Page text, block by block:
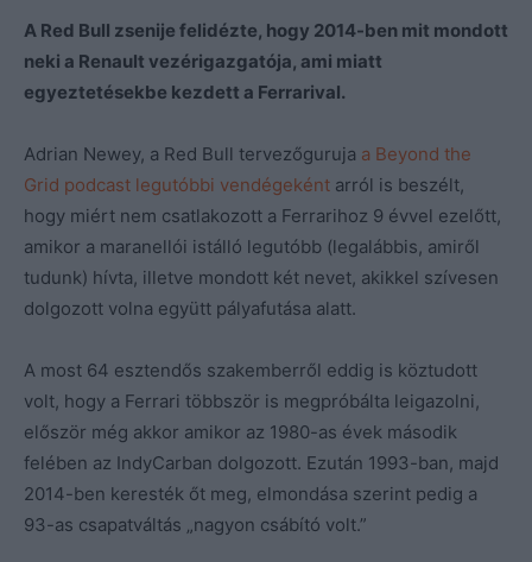
A Red Bull zsenije felidézte, hogy 2014-ben mit mondott
neki a Renault vezérigazgatója, ami miatt
egyeztetésekbe kezdett a Ferrarival.
Adrian Newey, a Red Bull tervezőguruja a Beyond the
Grid podcast legutóbbi vendégeként arról is beszélt,
hogy miért nem csatlakozott a Ferrarihoz 9 évvel ezelőtt,
amikor a maranellói istálló legutóbb (legalábbis, amiről
tudunk) hívta, illetve mondott két nevet, akikkel szívesen
dolgozott volna együtt pályafutása alatt.
A most 64 esztendős szakemberről eddig is köztudott
volt, hogy a Ferrari többször is megpróbálta leigazolni,
először még akkor amikor az 1980-as évek második
felében az IndyCarban dolgozott. Ezután 1993-ban, majd
2014-ben keresték őt meg, elmondása szerint pedig a
93-as csapatváltás „nagyon csábító volt.”